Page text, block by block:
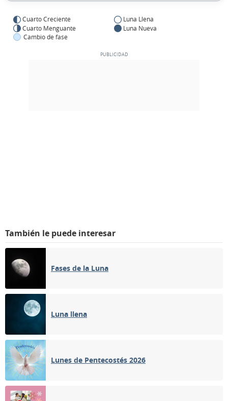
Cuarto Creciente
Luna Llena
Cuarto Menguante
Luna Nueva
Cambio de fase
También le puede interesar
Fases de la Luna
Luna llena
Lunes de Pentecostés 2026